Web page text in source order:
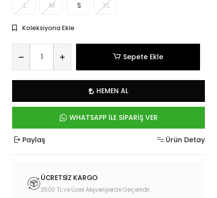
L M S XL
Koleksiyona Ekle
Sepete Ekle
HEMEN AL
WHATSAPP İLE SİPARİŞ VER
Paylaş Ürün Detay
ÜCRETSİZ KARGO
3500 TL ve Üzeri Alışverişlerde Geçerlidir.